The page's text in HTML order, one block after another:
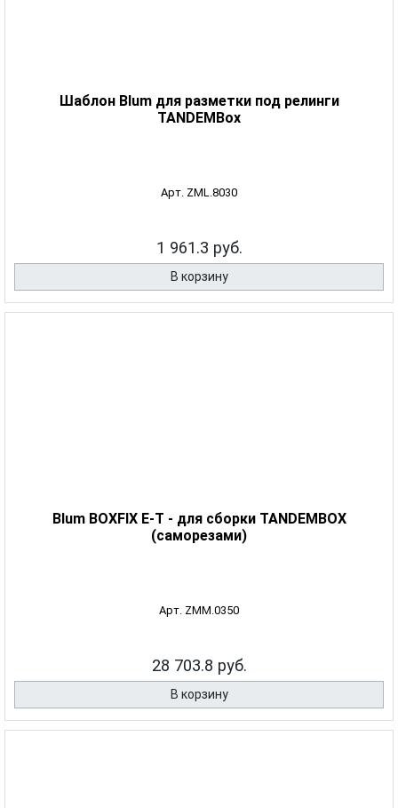
Шаблон Blum для разметки под релинги
TANDEMBox
Арт. ZML.8030
1 961.3 руб.
В корзину
Blum BOXFIX E-T - для сборки TANDEMBOX
(саморезами)
Арт. ZMM.0350
28 703.8 руб.
В корзину